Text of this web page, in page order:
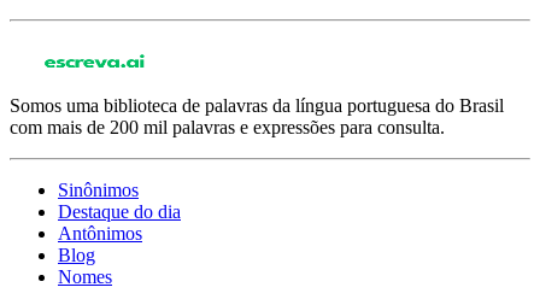
Somos uma biblioteca de palavras da língua portuguesa do Brasil
com mais de 200 mil palavras e expressões para consulta.
Sinônimos
Destaque do dia
Antônimos
Blog
Nomes